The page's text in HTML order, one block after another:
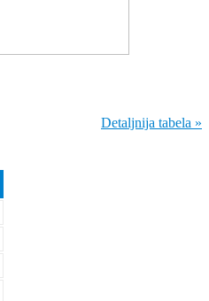
Detaljnija tabela »